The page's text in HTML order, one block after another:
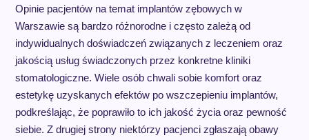
Opinie pacjentów na temat implantów zębowych w
Warszawie są bardzo różnorodne i często zależą od
indywidualnych doświadczeń związanych z leczeniem oraz
jakością usług świadczonych przez konkretne kliniki
stomatologiczne. Wiele osób chwali sobie komfort oraz
estetykę uzyskanych efektów po wszczepieniu implantów,
podkreślając, że poprawiło to ich jakość życia oraz pewność
siebie. Z drugiej strony niektórzy pacjenci zgłaszają obawy